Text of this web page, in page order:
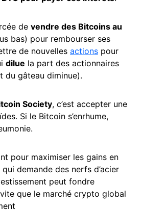
de vendre des Bitcoins au
bas) pour rembourser ses
de nouvelles actions pour
dilue la part des actionnaires
du gâteau diminue).
Society, c’est accepter une
Si le Bitcoin s’enrhume,
pour maximiser les gains en
demande des nerfs d’acier
peut fondre
que le marché crypto global